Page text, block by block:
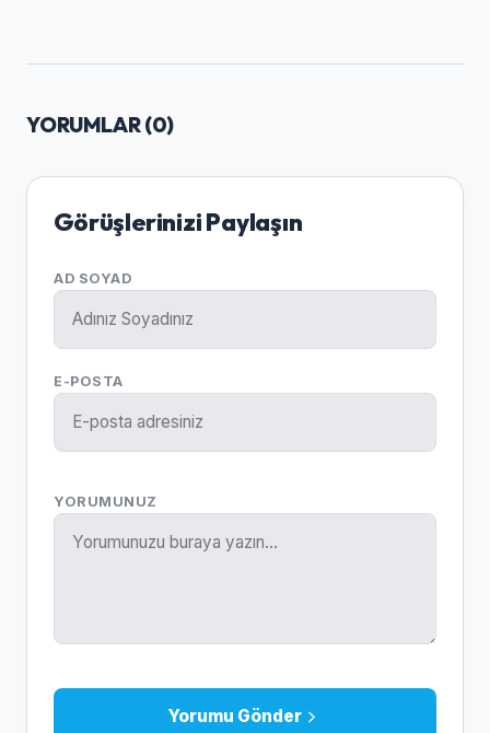
YORUMLAR (0)
Görüşlerinizi Paylaşın
AD SOYAD
E-POSTA
YORUMUNUZ
Yorumu Gönder